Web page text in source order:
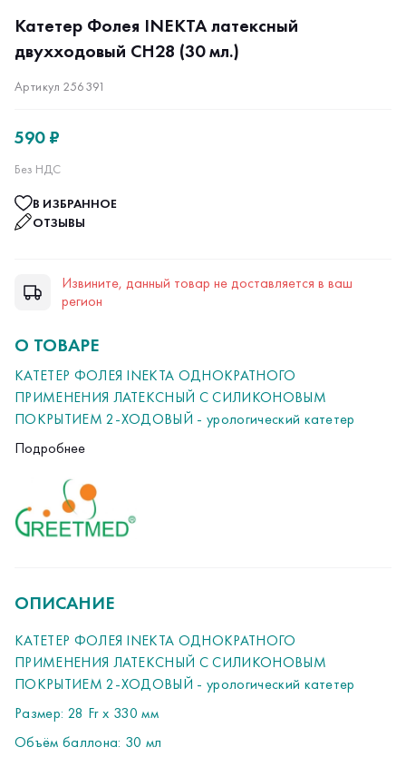
Катетер Фолея INEKTA латексный
двухходовый СН28 (30 мл.)
Артикул 256391
590 ₽
Без НДС
В ИЗБРАННОЕ
ОТЗЫВЫ
Извините, данный товар не доставляется в ваш
регион
О ТОВАРЕ
КАТЕТЕР ФОЛЕЯ INEKTA ОДНОКРАТНОГО
ПРИМЕНЕНИЯ ЛАТЕКСНЫЙ С СИЛИКОНОВЫМ
ПОКРЫТИЕМ 2-ХОДОВЫЙ - урологический катетер
Размер: 28 Fr х 330 мм
Объём баллона: 30 мл
Катетер Фолея 2-х ходовый
Диаметр 16 Сh (Fr), размер по шкале Шарьера
Наружный диаметр 5,3 мм.
Для надежной фиксации в мочевом пузыре.
Большие латеральные отверстия, обеспечивающие
эффективный дренаж.
Универсальная форма коннектора позволяет
использовать катетер с мочеприемными устройствами
Наличие прочного и симметричного баллона с
невозвратным клапаном для исключения
Подробнее
ОПИСАНИЕ
КАТЕТЕР ФОЛЕЯ INEKTA ОДНОКРАТНОГО
ПРИМЕНЕНИЯ ЛАТЕКСНЫЙ С СИЛИКОНОВЫМ
ПОКРЫТИЕМ 2-ХОДОВЫЙ - урологический катетер
Размер: 28 Fr х 330 мм
Объём баллона: 30 мл